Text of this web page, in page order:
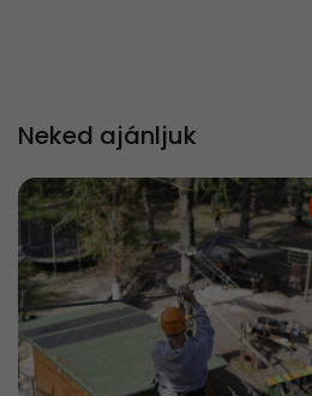
Neked ajánljuk